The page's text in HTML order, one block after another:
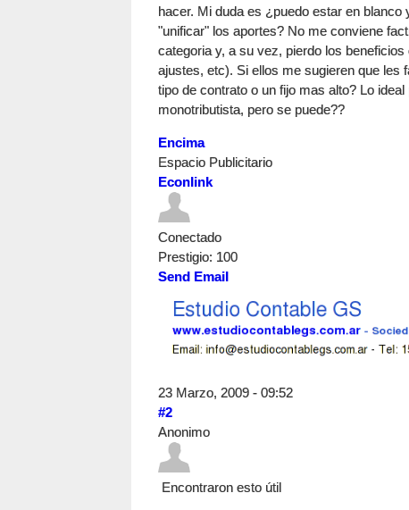
hacer. Mi duda es ¿puedo estar en
"unificar" los aportes? No me conviene
categoria y, a su vez, pierdo los
ajustes, etc). Si ellos me sugieren que les
tipo de contrato o un fijo mas alto? Lo
monotributista, pero se puede??
Encima
Espacio Publicitario
Econlink
Conectado
Prestigio: 100
Send Email
23 Marzo, 2009 - 09:52
#2
Anonimo
Encontraron esto útil